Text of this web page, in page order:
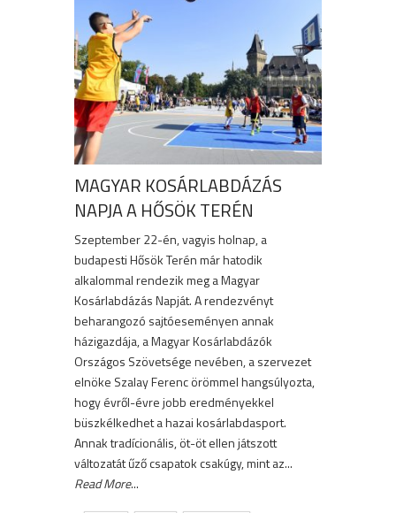
MAGYAR KOSÁRLABDÁZÁS
NAPJA A HŐSÖK TERÉN
Szeptember 22-én, vagyis holnap, a
budapesti Hősök Terén már hatodik
alkalommal rendezik meg a Magyar
Kosárlabdázás Napját. A rendezvényt
beharangozó sajtóeseményen annak
házigazdája, a Magyar Kosárlabdázók
Országos Szövetsége nevében, a szervezet
elnöke Szalay Ferenc örömmel hangsúlyozta,
hogy évről-évre jobb eredményekkel
büszkélkedhet a hazai kosárlabdasport.
Annak tradícionális, öt-öt ellen játszott
változatát űző csapatok csakúgy, mint az...
Read More...